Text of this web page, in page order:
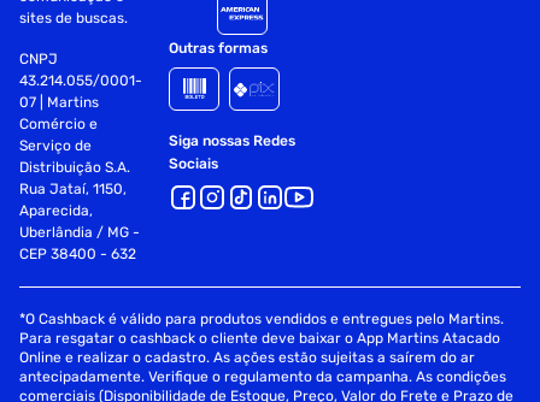
sites de buscas.
CNPJ
43.214.055/0001-
07 | Martins
Comércio e
Serviço de
Distribuição S.A.
Rua Jataí, 1150,
Aparecida,
Uberlândia / MG -
CEP 38400 - 632
Outras formas
Siga nossas Redes
Sociais
*O Cashback é válido para produtos vendidos e entregues pelo Martins.
Para resgatar o cashback o cliente deve baixar o App Martins Atacado
Online e realizar o cadastro. As ações estão sujeitas a saírem do ar
antecipadamente. Verifique o regulamento da campanha. As condições
comerciais (Disponibilidade de Estoque, Preço, Valor do Frete e Prazo de